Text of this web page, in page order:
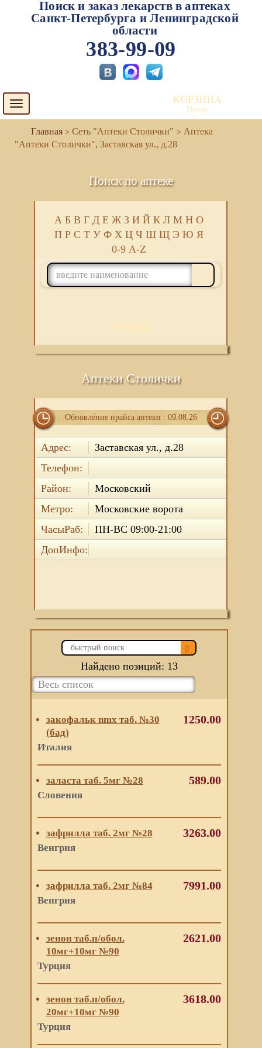
Поиск и заказ лекарств в аптеках
Санкт-Петербурга и Ленинградской
области
383-99-09
Toggle
navigation
КОРЗИНА
Пуста
Сеть "Аптеки Столички"
Аптека
"Аптеки Столички", Заставская ул., д.28
Поиск по аптеке
А Б В Г Д Е Ж З И Й К Л М Н О
П Р С Т У Ф Х Ц Ч Ш Щ Э Ю Я
0-9 A-Z
ПОИСК
Аптеки Столички
Обновление прайса аптеки : 09.08.26
Адрес:
Заставская ул., д.28
Телефон:
Район:
Московский
Метро:
Московские ворота
ЧасыРаб:
ПН-ВС 09:00-21:00
ДопИнфо:
Найдено позиций: 13
закофальк nmx таб. №30
(бад)
Италия
1250.00
заласта таб. 5мг №28
Словения
589.00
зафрилла таб. 2мг №28
Венгрия
3263.00
зафрилла таб. 2мг №84
Венгрия
7991.00
зенон таб.п/обол.
10мг+10мг №90
Турция
2621.00
зенон таб.п/обол.
20мг+10мг №90
Турция
3618.00